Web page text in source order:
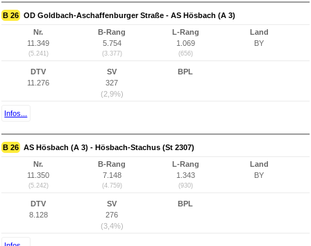
B 26 OD Goldbach-Aschaffenburger Straße - AS Hösbach (A 3)
Nr.
11.349
(5.241)
B-Rang
5.754
(3.377)
L-Rang
1.069
(656)
Land
BY
DTV
11.276
SV
327
(2,9%)
BPL
Infos...
B 26 AS Hösbach (A 3) - Hösbach-Stachus (St 2307)
Nr.
11.350
(5.242)
B-Rang
7.148
(4.759)
L-Rang
1.343
(930)
Land
BY
DTV
8.128
SV
276
(3,4%)
BPL